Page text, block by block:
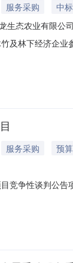
服务采购
中
生态农业有限公司
及林下经济企
相关文件的内容
服务采购
预
竞争性谈判公
竞争性谈判预